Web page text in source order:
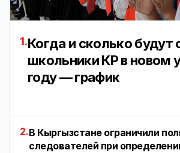
1.Когда и сколько будут
школьники КР в новом
году — график
2.В Кыргызстане ограничили
следователей при